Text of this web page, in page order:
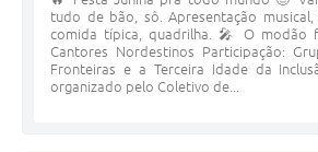
tudo de bão, sô. Apresentação musical,
comida típica, quadrilha. 🎤 O modão
Cantores Nordestinos Participação:
Fronteiras e a Terceira Idade da
organizado pelo Coletivo de...